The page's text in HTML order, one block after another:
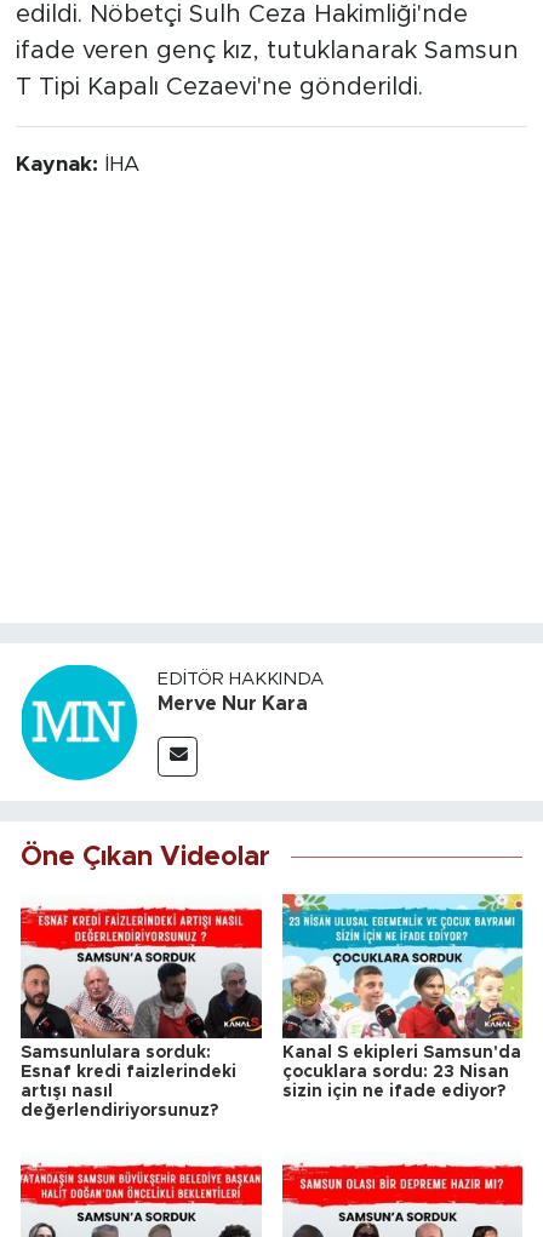
edildi. Nöbetçi Sulh Ceza Hakimliği'nde
ifade veren genç kız, tutuklanarak Samsun
T Tipi Kapalı Cezaevi'ne gönderildi.
Kaynak: İHA
EDITÖR HAKKINDA
Merve Nur Kara
Öne Çıkan Videolar
Samsunlulara sorduk:
Esnaf kredi faizlerindeki
artışı nasıl
değerlendiriyorsunuz?
Kanal S ekipleri Samsun'da
çocuklara sordu: 23 Nisan
sizin için ne ifade ediyor?